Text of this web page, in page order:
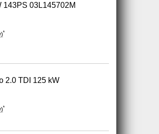
143PS 03L145702M
*
2.0 TDI 125 kW
*